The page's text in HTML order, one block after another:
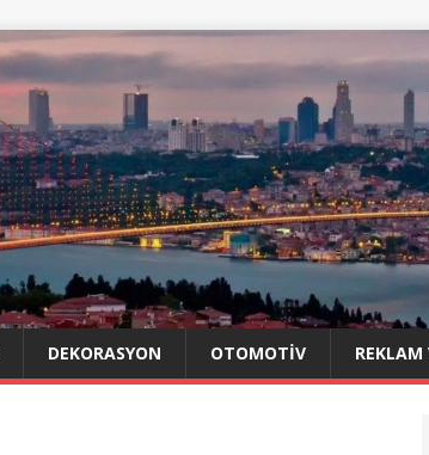
DEKORASYON OTOMOTIV REKLAM